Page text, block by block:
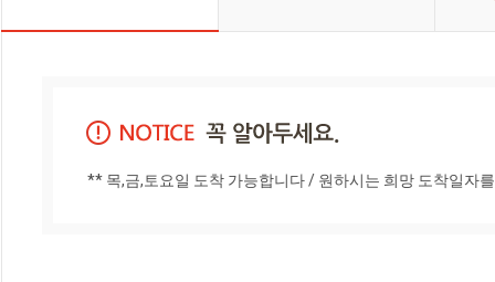
** 목,금,토요일 도착 가능합니다 / 원하시는 희망 도착일자